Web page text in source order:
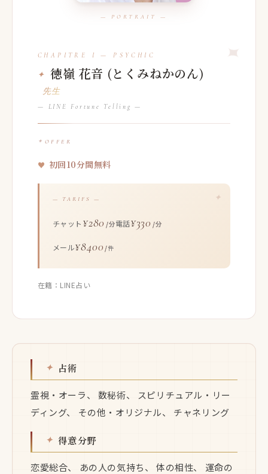
徳嶺 花音 (とくみねかのん)
先生
— LINE Fortune Telling —
OFFER
初回10分間無料
— TARIFS —
チャット ¥280 /分電話¥330 /分
メール¥8400 /件
在籍：LINE占い
占術
霊視・オーラ、 数秘術、 スピリチュアル・リー
ディング、 その他・オリジナル、 チャネリング
得意分野
恋愛総合、 あの人の気持ち、 体の相性、 運命の